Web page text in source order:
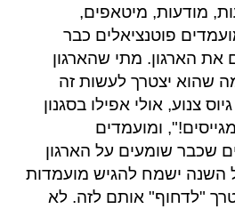
מודעות, מיטאפים,
פוטנציאלים כבר
את הארגון. מתי שהארגון
שהוא יצטרך לעשות זה
צנוע, אולי אפילו בסגנון
ומועמדים
שכבר שומעים על הארגון
השנה ישמח להגיש מועמדות
"לדחוף" אותם לזה. לא